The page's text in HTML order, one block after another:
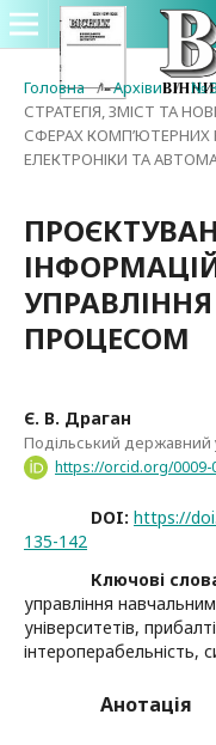
Головна / Архіви / №
СТРАТЕГІЯ, ЗМІСТ ТА
СФЕРАХ КОМП’ЮТЕРНИХ
ЕЛЕКТРОНІКИ ТА
ПРОЦЕСОМ
Є. В. Драган
Подільський державний
https://orcid.org/0009-
DOI: https://
135-142
Ключові
управління
університетів,
інтероперабельність,
Анотація